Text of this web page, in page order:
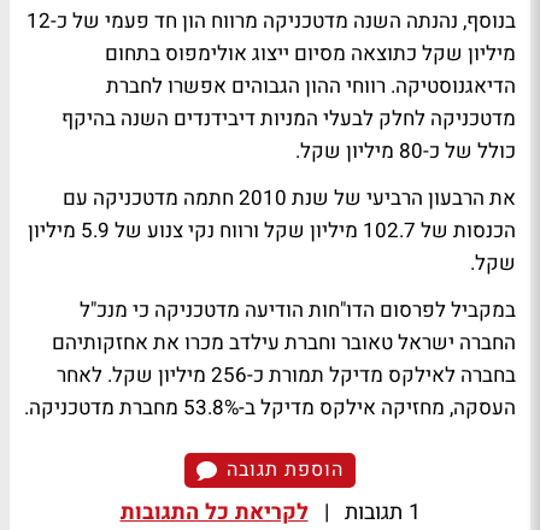
בנוסף, נהנתה השנה מדטכניקה מרווח הון חד פעמי של כ-12
מיליון שקל כתוצאה מסיום ייצוג אולימפוס בתחום
הדיאגנוסטיקה. רווחי ההון הגבוהים אפשרו לחברת
מדטכניקה לחלק לבעלי המניות דיבידנדים השנה בהיקף
כולל של כ-80 מיליון שקל.
את הרבעון הרביעי של שנת 2010 חתמה מדטכניקה עם
הכנסות של 102.7 מיליון שקל ורווח נקי צנוע של 5.9 מיליון
שקל.
במקביל לפרסום הדו"חות הודיעה מדטכניקה כי מנכ"ל
החברה ישראל טאובר וחברת עילדב מכרו את אחזקותיהם
בחברה לאילקס מדיקל תמורת כ-256 מיליון שקל. לאחר
העסקה, מחזיקה אילקס מדיקל ב-53.8% מחברת מדטכניקה.
הוספת תגובה
1 תגובות | לקריאת כל התגובות